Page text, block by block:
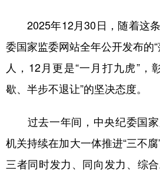
2025年12月30日，随着这条
委国家监委网站全年公开发布的
人，12月更是“一月打九虎”，
歇、半步不退让”的坚决态度。
过去一年间，中央纪委国家
机关持续在加大一体推进“三不
三者同时发力、同向发力、综